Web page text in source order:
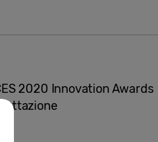
2020 Innovation Awards